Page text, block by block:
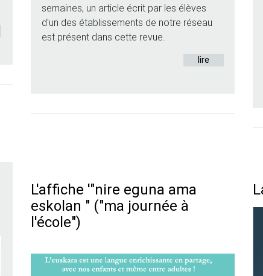
semaines, un article écrit par les élèves
d'un des établissements de notre réseau
est présent dans cette revue.
lire
L'affiche '"nire eguna ama
eskolan " ("ma journée à
l'école")